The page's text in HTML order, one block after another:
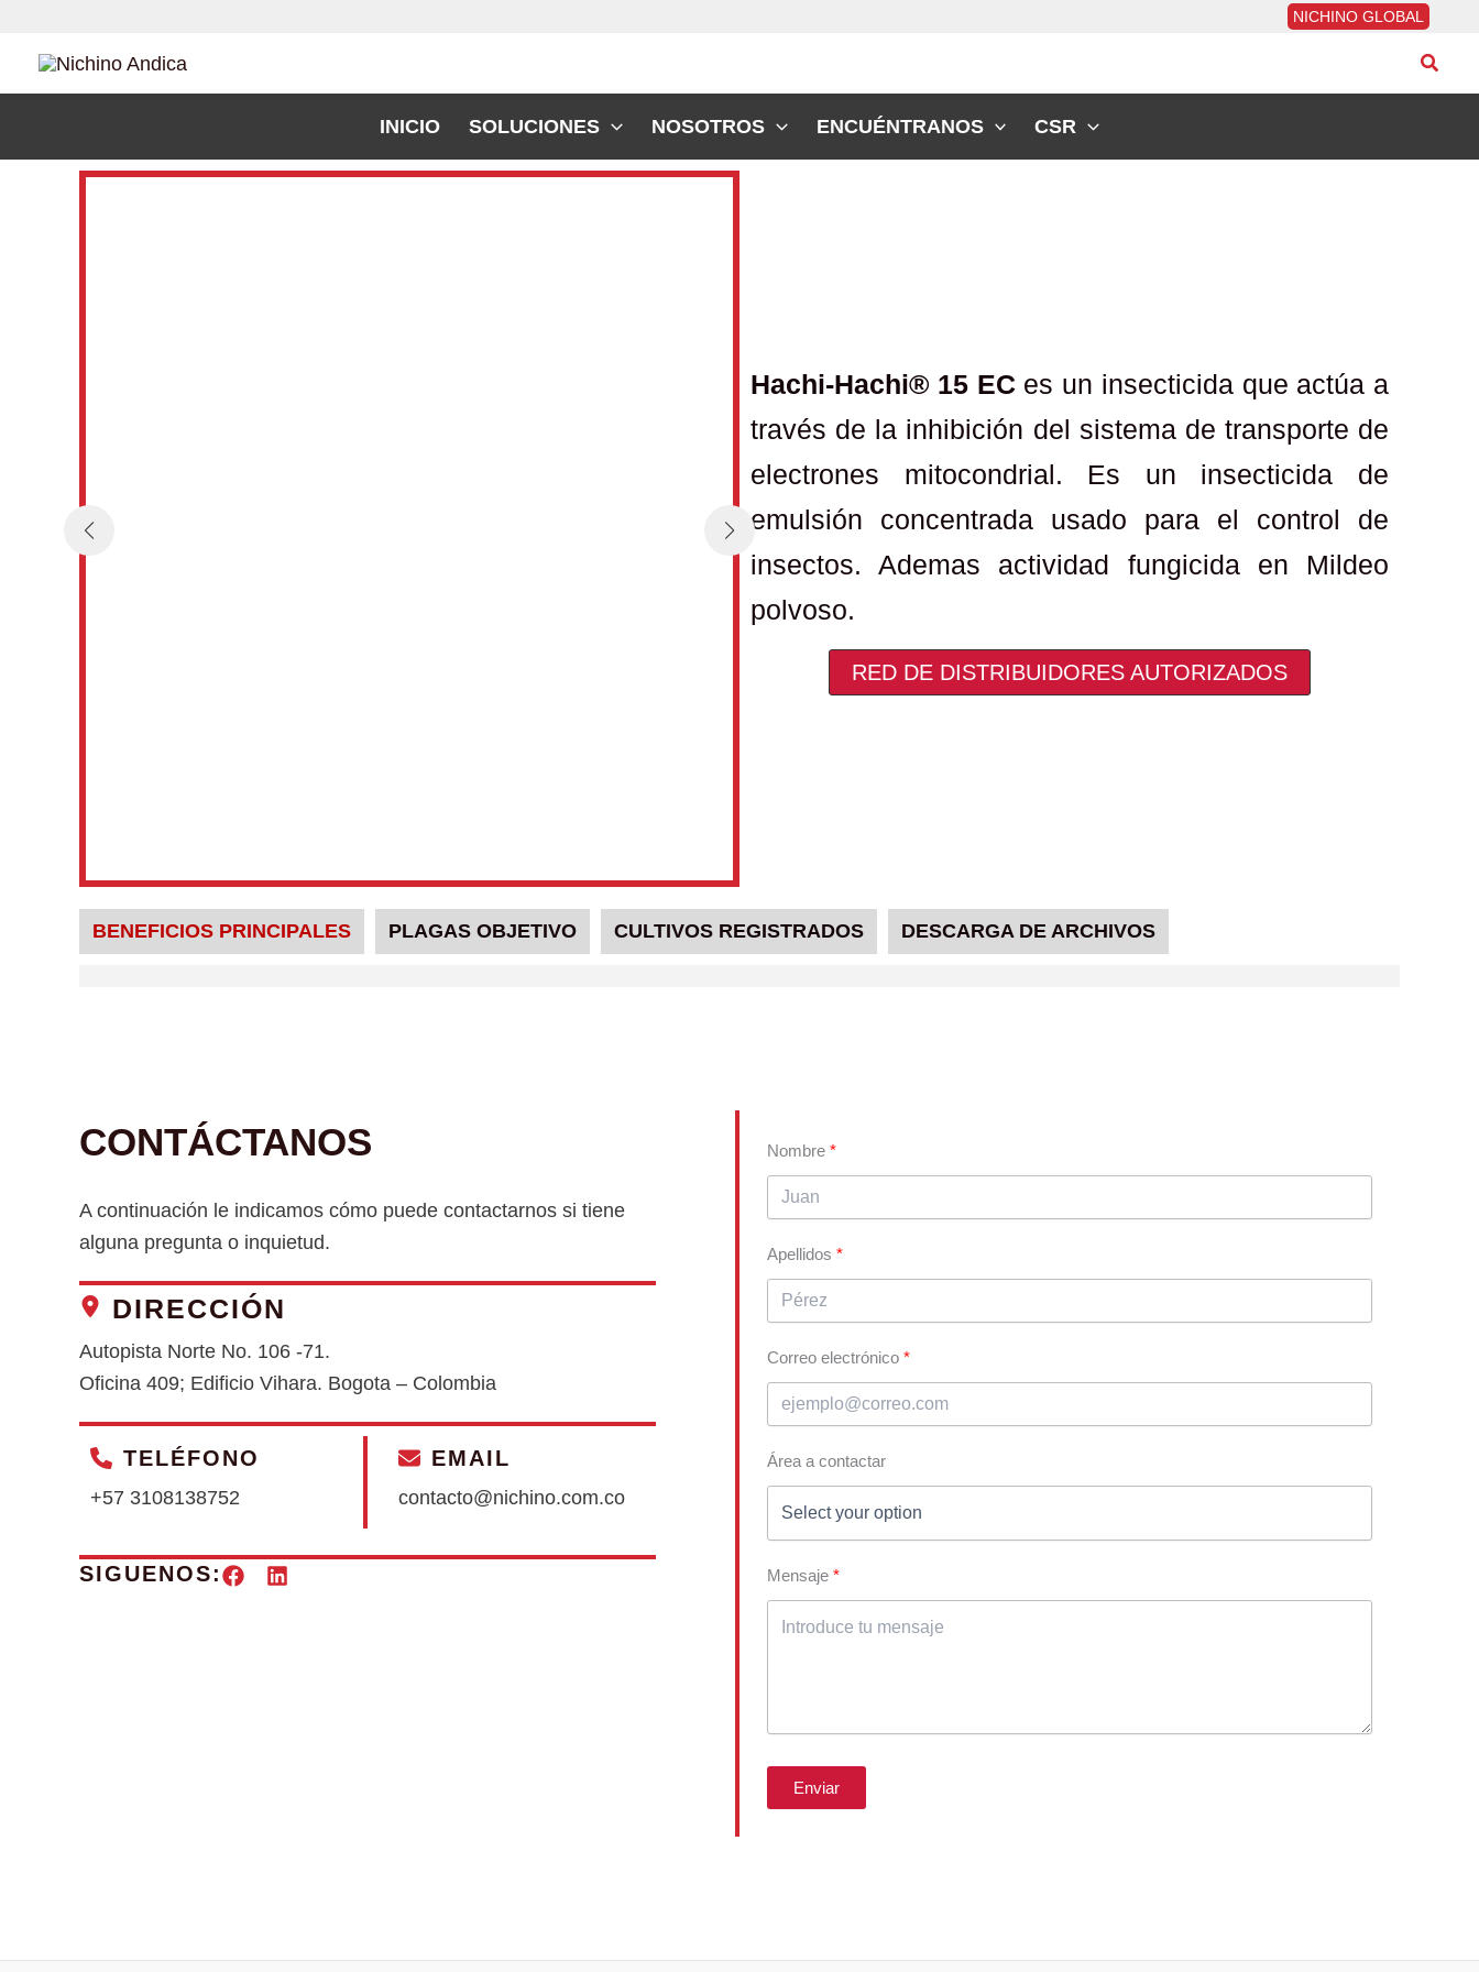
contenido
NICHINO GLOBAL
INICIO SOLUCIONES NOSOTROS ENCUÉNTRANOS CSR
Hachi-Hachi® 15 ECes un insecticida que actúa a
través de la inhibición del sistema de transporte de
electrones mitocondrial. Es un insecticida de
emulsión concentrada usado para el control de
insectos. Ademas actividad fungicida en Mildeo
polvoso.
RED DE DISTRIBUIDORES AUTORIZADOS
BENEFICIOS PRINCIPALES PLAGAS OBJETIVO CULTIVOS REGISTRADOS DESCARGA DE ARCHIVOS
CONTÁCTANOS
A continuación le indicamos cómo puede contactarnos si tiene
alguna pregunta o inquietud.
DIRECCIÓN
Autopista Norte No. 106 -71.
Oficina 409; Edificio Vihara. Bogota – Colombia
TELÉFONO
+57 3108138752
EMAIL
contacto@nichino.com.co
SIGUENOS:
Nombre
Apellidos
Correo electrónico
Área a contactar
Mensaje
Enviar